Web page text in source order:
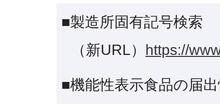
■製造所固有記号検索
（新URL） https://
■機能性表示食品の届